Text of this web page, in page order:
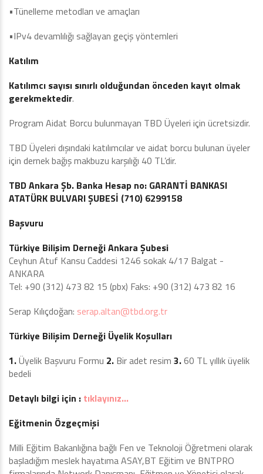
•Tünelleme metodları ve amaçları
•IPv4 devamlılığı sağlayan geçiş yöntemleri
Katılım
Katılımcı sayısı sınırlı olduğundan önceden kayıt olmak
gerekmektedir.
Program Aidat Borcu bulunmayan TBD Üyeleri için ücretsizdir.
TBD Üyeleri dışındaki katılımcılar ve aidat borcu bulunan üyeler
için dernek bağış makbuzu karşılığı 40 TL’dir.
TBD Ankara Şb. Banka Hesap no: GARANTİ BANKASI
ATATÜRK BULVARI ŞUBESİ (710) 6299158
Başvuru
Türkiye Bilişim Derneği Ankara Şubesi
Ceyhun Atuf Kansu Caddesi 1246 sokak 4/17 Balgat -
ANKARA
Tel: +90 (312) 473 82 15 (pbx) Faks: +90 (312) 473 82 16
Serap Kılıçdoğan: serap.altan@tbd.org.tr
Türkiye Bilişim Derneği Üyelik Koşulları
1.Üyelik Başvuru Formu 2. Bir adet resim 3.60 TL yıllık üyelik
bedeli
Detaylı bilgi için : tıklayınız…
Eğitmenin Özgeçmişi
Milli Eğitim Bakanlığına bağlı Fen ve Teknoloji Öğretmeni olarak
başladığım meslek hayatıma ASAY,BT Eğitim ve BNTPRO